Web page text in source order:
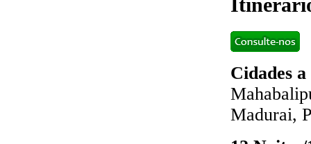
Cidades
Madurai,